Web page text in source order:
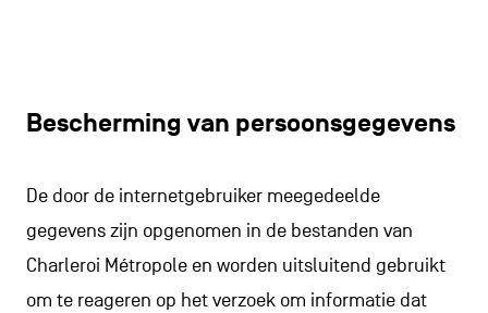
Bescherming van persoonsgegevens
De door de internetgebruiker meegedeelde
gegevens zijn opgenomen in de bestanden van
Charleroi Métropole en worden uitsluitend gebruikt
om te reageren op het verzoek om informatie dat